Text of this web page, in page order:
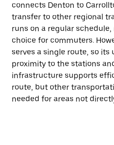
connects Denton to
transfer to other regional
runs on a regular
choice for commuters.
serves a single route, so its
proximity to the stations
infrastructure supports
route, but other
needed for areas not